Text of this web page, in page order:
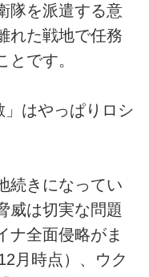
隊を派遣する意
れた戦地で任務
です。
」はやっぱりロシ
続きになってい
威は切実な問題
ナ全面侵略がま
月時点）、ウク